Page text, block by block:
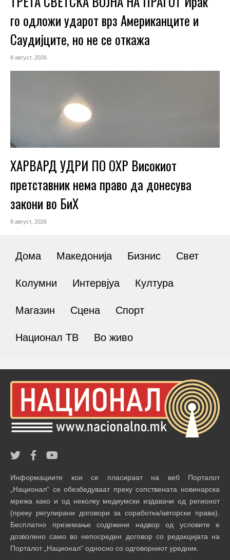
го одложи ударот врз Американците и
Саудијците, но не се откажа
8 август, 2026
ХАРВАРД УДРИ ПО ОХР Високиот
претставник нема право да донесува
закони во БиХ
8 август, 2026
Дома Македонија Бизнис Свет
Колумни Интервјуа Култура
Магазин Сцена Спорт
Национал ТВ Во живо
Информациите кои се пласираат на веб Порталот
„Национал“ се обезбедуваат преку сопствената новинарска
мрежа како и од неколку медиумски издавачи од регионот
(преку регулирани договори за соработка/авторски права).
Бесплатно преземање содржини надвор од условите е
дозволено само во непосреден договор со редакцијата на
Порталот „Национал“ односно со одговорниот уредник.